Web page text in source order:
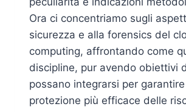
Ora ci concentriamo sugli
sicurezza e alla forensics del
computing, affrontando come
discipline, pur avendo obiettivi
possano integrarsi per
protezione più efficace delle